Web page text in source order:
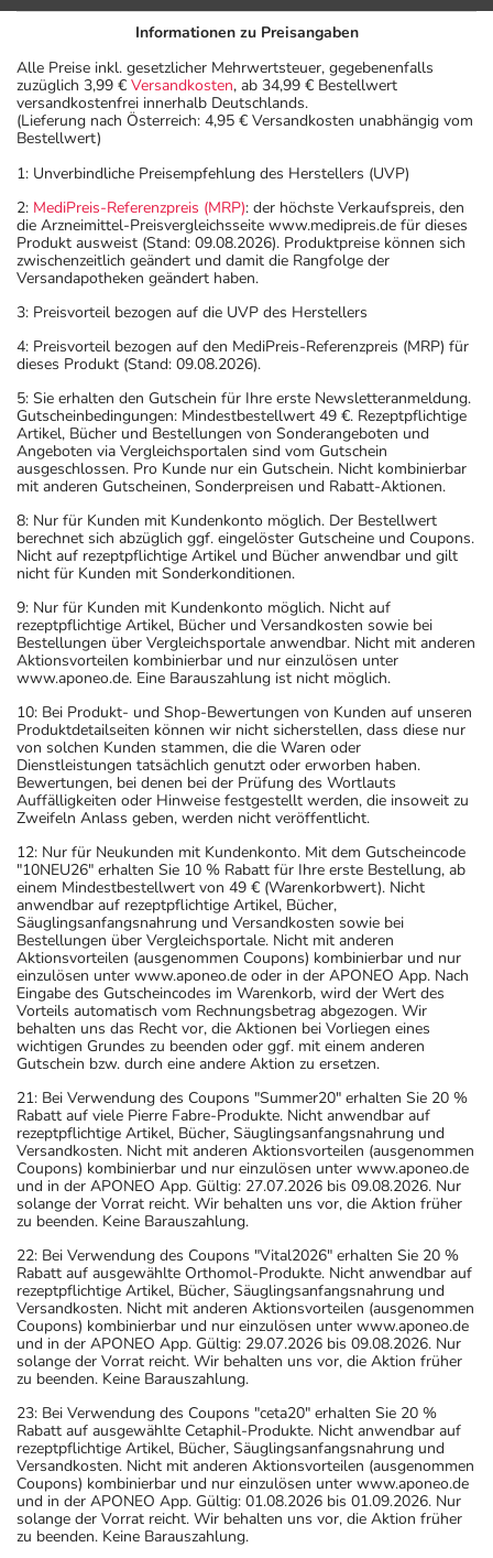
Informationen zu Preisangaben
Alle Preise inkl. gesetzlicher Mehrwertsteuer, gegebenenfalls
zuzüglich 3,99 € Versandkosten, ab 34,99 € Bestellwert
versandkostenfrei innerhalb Deutschlands.
(Lieferung nach Österreich: 4,95 € Versandkosten unabhängig vom
Bestellwert)
1: Unverbindliche Preisempfehlung des Herstellers (UVP)
2: MediPreis-Referenzpreis (MRP): der höchste Verkaufspreis, den
die Arzneimittel-Preisvergleichsseite www.medipreis.de für dieses
Produkt ausweist (Stand: 09.08.2026). Produktpreise können sich
zwischenzeitlich geändert und damit die Rangfolge der
Versandapotheken geändert haben.
3: Preisvorteil bezogen auf die UVP des Herstellers
4: Preisvorteil bezogen auf den MediPreis-Referenzpreis (MRP) für
dieses Produkt (Stand: 09.08.2026).
5: Sie erhalten den Gutschein für Ihre erste Newsletteranmeldung.
Gutscheinbedingungen: Mindestbestellwert 49 €. Rezeptpflichtige
Artikel, Bücher und Bestellungen von Sonderangeboten und
Angeboten via Vergleichsportalen sind vom Gutschein
ausgeschlossen. Pro Kunde nur ein Gutschein. Nicht kombinierbar
mit anderen Gutscheinen, Sonderpreisen und Rabatt-Aktionen.
8: Nur für Kunden mit Kundenkonto möglich. Der Bestellwert
berechnet sich abzüglich ggf. eingelöster Gutscheine und Coupons.
Nicht auf rezeptpflichtige Artikel und Bücher anwendbar und gilt
nicht für Kunden mit Sonderkonditionen.
9: Nur für Kunden mit Kundenkonto möglich. Nicht auf
rezeptpflichtige Artikel, Bücher und Versandkosten sowie bei
Bestellungen über Vergleichsportale anwendbar. Nicht mit anderen
Aktionsvorteilen kombinierbar und nur einzulösen unter
www.aponeo.de. Eine Barauszahlung ist nicht möglich.
10: Bei Produkt- und Shop-Bewertungen von Kunden auf unseren
Produktdetailseiten können wir nicht sicherstellen, dass diese nur
von solchen Kunden stammen, die die Waren oder
Dienstleistungen tatsächlich genutzt oder erworben haben.
Bewertungen, bei denen bei der Prüfung des Wortlauts
Auffälligkeiten oder Hinweise festgestellt werden, die insoweit zu
Zweifeln Anlass geben, werden nicht veröffentlicht.
12: Nur für Neukunden mit Kundenkonto. Mit dem Gutscheincode
"10NEU26" erhalten Sie 10 % Rabatt für Ihre erste Bestellung, ab
einem Mindestbestellwert von 49 € (Warenkorbwert). Nicht
anwendbar auf rezeptpflichtige Artikel, Bücher,
Säuglingsanfangsnahrung und Versandkosten sowie bei
Bestellungen über Vergleichsportale. Nicht mit anderen
Aktionsvorteilen (ausgenommen Coupons) kombinierbar und nur
einzulösen unter www.aponeo.de oder in der APONEO App. Nach
Eingabe des Gutscheincodes im Warenkorb, wird der Wert des
Vorteils automatisch vom Rechnungsbetrag abgezogen. Wir
behalten uns das Recht vor, die Aktionen bei Vorliegen eines
wichtigen Grundes zu beenden oder ggf. mit einem anderen
Gutschein bzw. durch eine andere Aktion zu ersetzen.
21: Bei Verwendung des Coupons "Summer20" erhalten Sie 20 %
Rabatt auf viele Pierre Fabre-Produkte. Nicht anwendbar auf
rezeptpflichtige Artikel, Bücher, Säuglingsanfangsnahrung und
Versandkosten. Nicht mit anderen Aktionsvorteilen (ausgenommen
Coupons) kombinierbar und nur einzulösen unter www.aponeo.de
und in der APONEO App. Gültig: 27.07.2026 bis 09.08.2026. Nur
solange der Vorrat reicht. Wir behalten uns vor, die Aktion früher
zu beenden. Keine Barauszahlung.
22: Bei Verwendung des Coupons "Vital2026" erhalten Sie 20 %
Rabatt auf ausgewählte Orthomol-Produkte. Nicht anwendbar auf
rezeptpflichtige Artikel, Bücher, Säuglingsanfangsnahrung und
Versandkosten. Nicht mit anderen Aktionsvorteilen (ausgenommen
Coupons) kombinierbar und nur einzulösen unter www.aponeo.de
und in der APONEO App. Gültig: 29.07.2026 bis 09.08.2026. Nur
solange der Vorrat reicht. Wir behalten uns vor, die Aktion früher
zu beenden. Keine Barauszahlung.
23: Bei Verwendung des Coupons "ceta20" erhalten Sie 20 %
Rabatt auf ausgewählte Cetaphil-Produkte. Nicht anwendbar auf
rezeptpflichtige Artikel, Bücher, Säuglingsanfangsnahrung und
Versandkosten. Nicht mit anderen Aktionsvorteilen (ausgenommen
Coupons) kombinierbar und nur einzulösen unter www.aponeo.de
und in der APONEO App. Gültig: 01.08.2026 bis 01.09.2026. Nur
solange der Vorrat reicht. Wir behalten uns vor, die Aktion früher
zu beenden. Keine Barauszahlung.